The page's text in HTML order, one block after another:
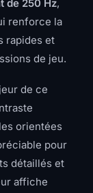
de 250 Hz,
renforce la
rapides et
de jeu.
de ce
orientées
pour
détaillés et
affiche